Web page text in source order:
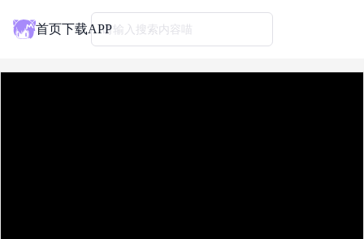
首页下载APP请输入搜索内容喵